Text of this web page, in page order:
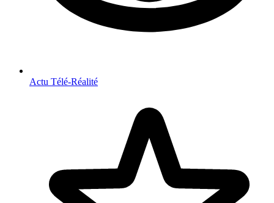
Actu Télé-Réalité